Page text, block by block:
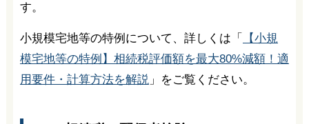
す。
小規模宅地等の特例について、詳しくは「
【小規
模宅地等の特例】相続税評価額を最大80%減額！適
用要件・計算方法を解説」をご覧ください。